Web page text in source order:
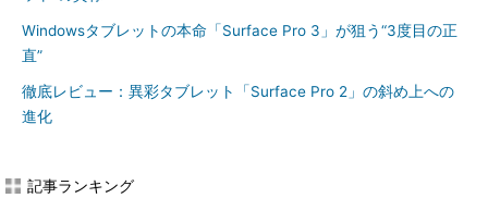
Windowsタブレットの本命「Surface Pro 3」が狙う“3度目の正
直”
徹底レビュー：異彩タブレット「Surface Pro 2」の斜め上への
進化
記事ランキング